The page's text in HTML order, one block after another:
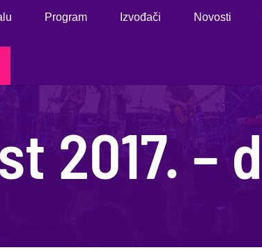
Program Izvođači Novosti
2017. –